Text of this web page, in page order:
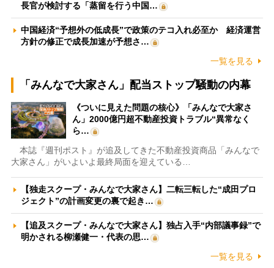
長官が検討する「蒸留を行う中国…
中国経済“予想外の低成長”で政策のテコ入れ必至か 経済運営
方針の修正で成長加速が予想さ…
一覧を見る
「みんなで大家さん」配当ストップ騒動の内幕
《ついに見えた問題の核心》「みんなで大家さ
ん」2000億円超不動産投資トラブル“異常なく
ら…
本誌『週刊ポスト』が追及してきた不動産投資商品「みんなで
大家さん」がいよいよ最終局面を迎えている…
【独走スクープ・みんなで大家さん】二転三転した“成田プロ
ジェクト”の計画変更の裏で起き…
【追及スクープ・みんなで大家さん】独占入手“内部議事録”で
明かされる柳瀬健一・代表の思…
一覧を見る